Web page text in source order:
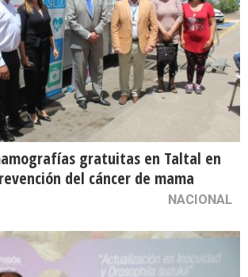
gratuitas en Taltal en
del cáncer de mama
NACIONAL